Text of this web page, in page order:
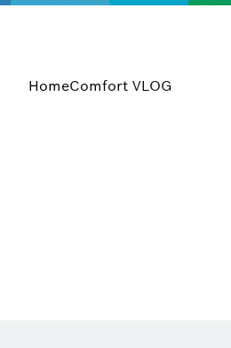
HomeComfort VLOG